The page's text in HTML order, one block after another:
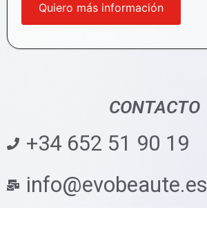
CONTACTO
+34 652 51 90 19
info@evobeaute.es